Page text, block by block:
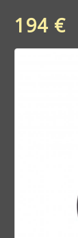
194 €